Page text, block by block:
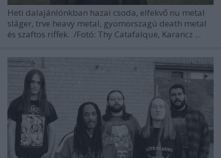
Heti dalajánlónkban hazai csoda, elfekvő nu metal
sláger, trve heavy metal, gyomorszagú death metal
és szaftos riffek. /Fotó: Thy Catafalque, Karancz ...